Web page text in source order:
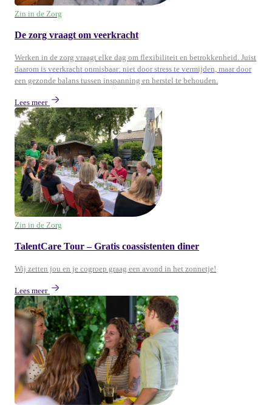
Zin in de Zorg
De zorg vraagt om veerkracht
Werken in de zorg vraagt elke dag om flexibiliteit en betrokkenheid. Juist
daarom is veerkracht onmisbaar: niet door stress te vermijden, maar door
een gezonde balans tussen inspanning en herstel te behouden.
Lees meer
Zin in de Zorg
TalentCare Tour – Gratis coassistenten diner
Wij zetten jou en je cogroep graag een avond in het zonnetje!
Lees meer